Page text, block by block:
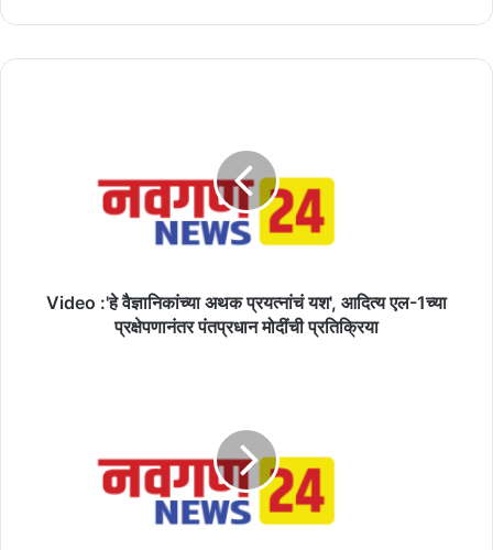
पंतप्रधानVideo :'हे वैज्ञानिकांच्या अथक प्रयत्नांचं यश', आदित्य एल-1च्या
प्रक्षेपणानंतर पंतप्रधान मोदींची प्रतिक्रिया